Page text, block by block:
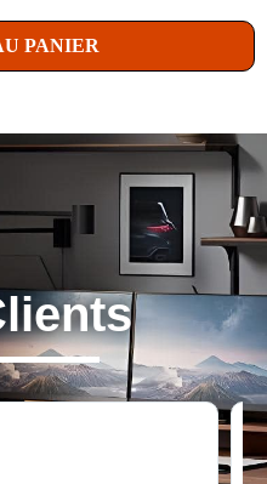
PANIER